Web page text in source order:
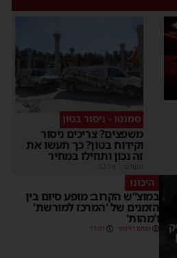
סמנטו - ניסור בטון
משפצים? צריכים ניסור
וקידוח בטון? כך תעשו את
זה נכון ותוזילו במחיר
מקודם
היכונו
במוצ”ש הקרוב: מופע סיום בין
הזמנים של 'המרכז למורשת'
ו'מהות'
מנחם דויטש 11:01